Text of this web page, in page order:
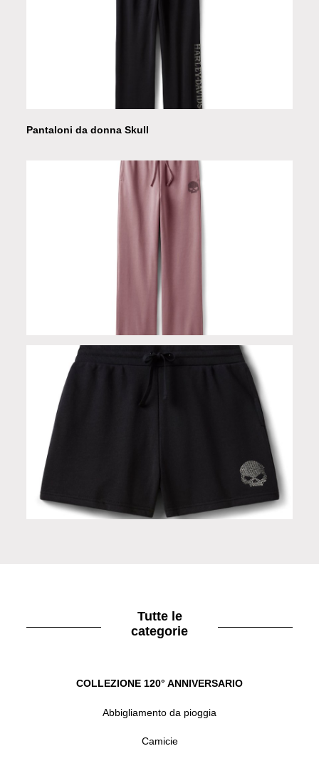
Pantaloni da donna Skull
Pantaloni shorts black
Tutte le
categorie
COLLEZIONE 120° ANNIVERSARIO
Abbigliamento da pioggia
Camicie